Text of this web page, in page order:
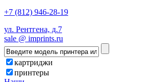
+7 (812) 946-28-19
ул. Рентгена, д.7
sale @ imprints.ru
картриджи
принтеры